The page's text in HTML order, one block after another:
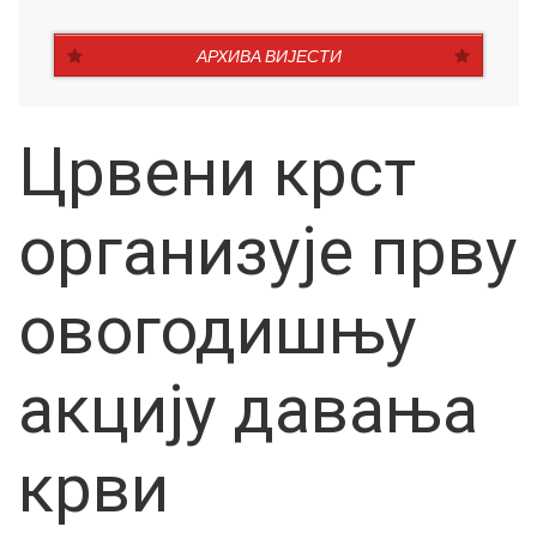
АРХИВА ВИЈЕСТИ
Црвени крст
организује прву
овогодишњу
акцију давања
крви